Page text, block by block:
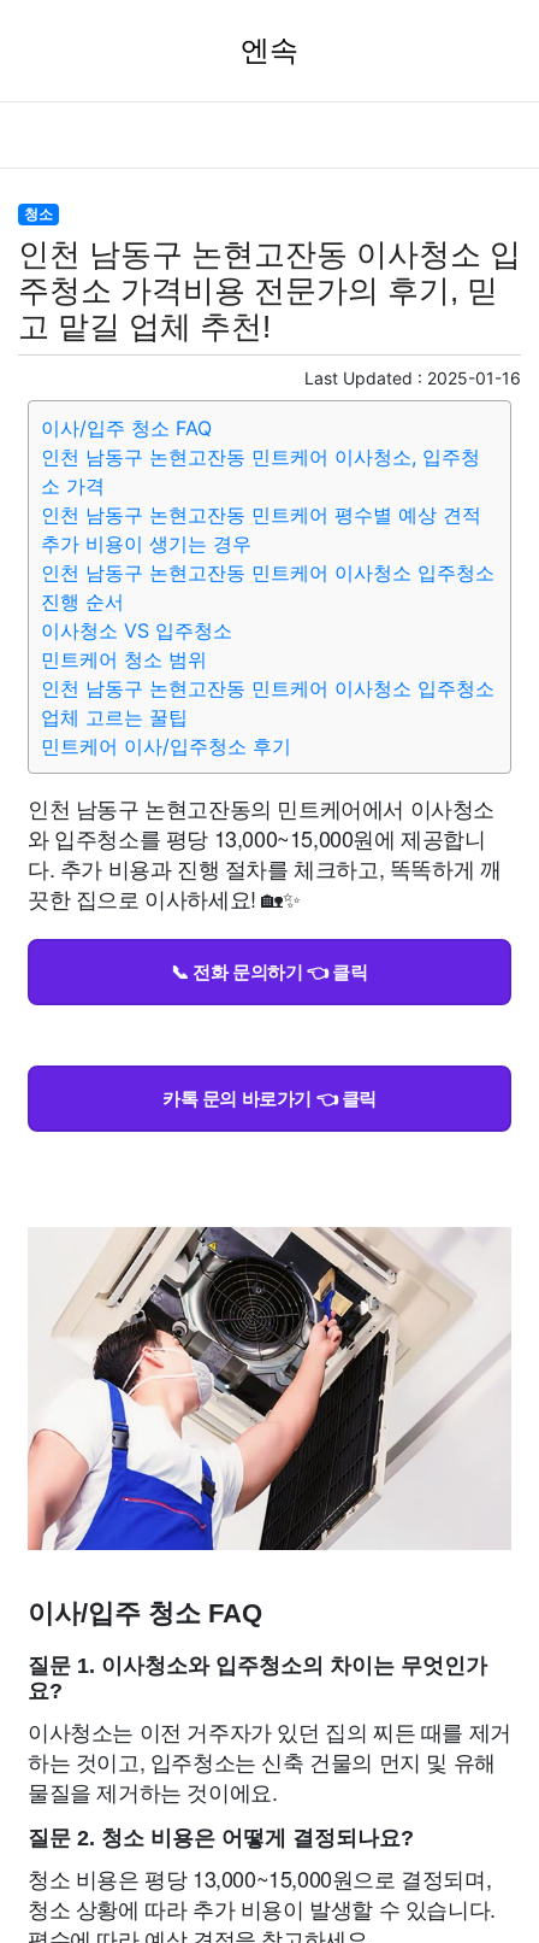
엔속
청소
인천 남동구 논현고잔동 이사청소 입
주청소 가격비용 전문가의 후기, 믿
고 맡길 업체 추천!
Last Updated : 2025-01-16
이사/입주 청소 FAQ
인천 남동구 논현고잔동 민트케어 이사청소, 입주청
소 가격
인천 남동구 논현고잔동 민트케어 평수별 예상 견적
추가 비용이 생기는 경우
인천 남동구 논현고잔동 민트케어 이사청소 입주청소
진행 순서
이사청소 VS 입주청소
민트케어 청소 범위
인천 남동구 논현고잔동 민트케어 이사청소 입주청소
업체 고르는 꿀팁
민트케어 이사/입주청소 후기
인천 남동구 논현고잔동의 민트케어에서 이사청소
와 입주청소를 평당 13,000~15,000원에 제공합니
다. 추가 비용과 진행 절차를 체크하고, 똑똑하게 깨
끗한 집으로 이사하세요! 🏡✨
📞 전화 문의하기 👈 클릭
카톡 문의 바로가기 👈 클릭
이사/입주 청소 FAQ
질문 1. 이사청소와 입주청소의 차이는 무엇인가
요?
이사청소는 이전 거주자가 있던 집의 찌든 때를 제거
하는 것이고, 입주청소는 신축 건물의 먼지 및 유해
물질을 제거하는 것이에요.
질문 2. 청소 비용은 어떻게 결정되나요?
청소 비용은 평당 13,000~15,000원으로 결정되며,
청소 상황에 따라 추가 비용이 발생할 수 있습니다.